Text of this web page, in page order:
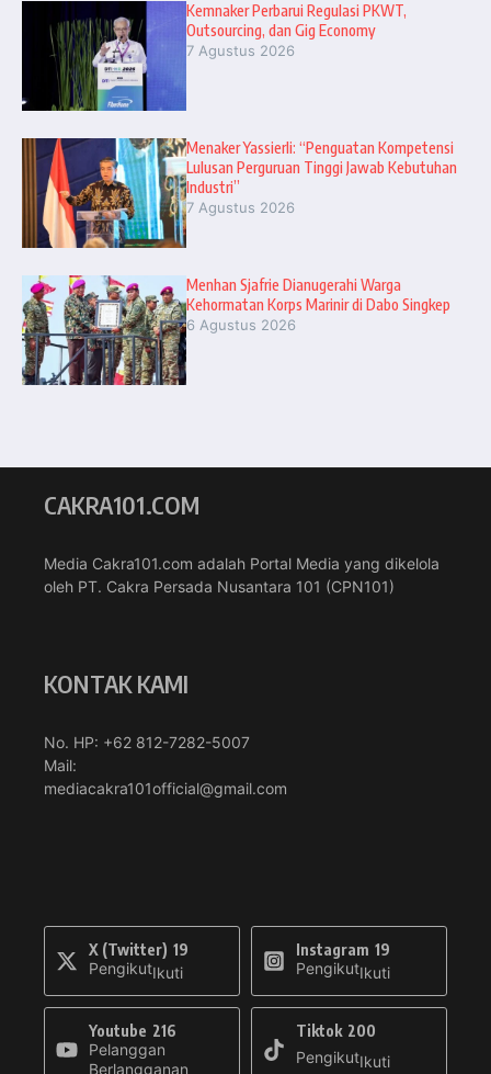
Kemnaker Perbarui Regulasi PKWT,
Outsourcing, dan Gig Economy
7 Agustus 2026
Menaker Yassierli: “Penguatan Kompetensi
Lulusan Perguruan Tinggi Jawab Kebutuhan
Industri”
7 Agustus 2026
Menhan Sjafrie Dianugerahi Warga
Kehormatan Korps Marinir di Dabo Singkep
6 Agustus 2026
CAKRA101.COM
Media Cakra101.com adalah Portal Media yang dikelola
oleh PT. Cakra Persada Nusantara 101 (CPN101)
KONTAK KAMI
No. HP: +62 812-7282-5007
Mail:
mediacakra101official@gmail.com
X (Twitter) 19
PengikutIkuti
Instagram 19
PengikutIkuti
Youtube 216
Pelanggan
Berlangganan
Tiktok 200
PengikutIkuti